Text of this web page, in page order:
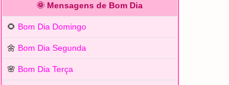
🌞 Mensagens de Bom Dia
🌻 Bom Dia Domingo
🌼 Bom Dia Segunda
🌸 Bom Dia Terça